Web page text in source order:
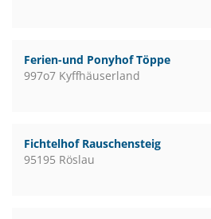
Ferien-und Ponyhof Töppe
997o7 Kyffhäuserland
Fichtelhof Rauschensteig
95195 Röslau